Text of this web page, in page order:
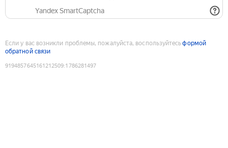
Yandex SmartCaptcha
Если у вас возникли проблемы, пожалуйста, воспользуйтесьформой
обратной связи
9194857645161212509:1786281497